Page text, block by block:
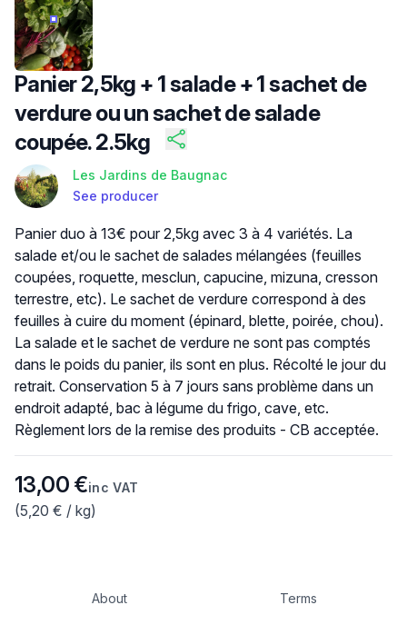
/FILES/FI-Z5RYGG7-XV41ALV0QCDPA.JPG
Panier 2,5kg + 1 salade + 1 sachet de
verdure ou un sachet de salade
coupée. 2.5kg
Les Jardins de Baugnac
See producer
Product description
Panier duo à 13€ pour 2,5kg avec 3 à 4 variétés. La
salade et/ou le sachet de salades mélangées (feuilles
coupées, roquette, mesclun, capucine, mizuna, cresson
terrestre, etc). Le sachet de verdure correspond à des
feuilles à cuire du moment (épinard, blette, poirée, chou).
La salade et le sachet de verdure ne sont pas comptés
dans le poids du panier, ils sont en plus. Récolté le jour du
retrait. Conservation 5 à 7 jours sans problème dans un
endroit adapté, bac à légume du frigo, cave, etc.
Règlement lors de la remise des produits - CB acceptée.
Product information
13,00 €inc VAT
(5,20 € / kg)
About Terms